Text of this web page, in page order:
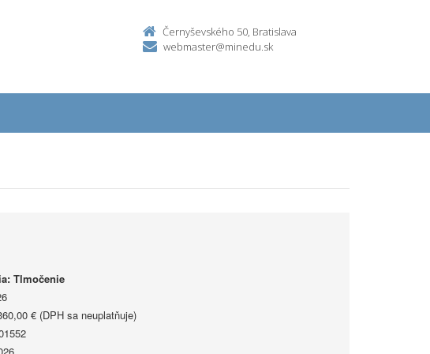
Černyševského 50, Bratislava
webmaster@minedu.sk
Tlmočenie
€ (DPH sa neuplatňuje)